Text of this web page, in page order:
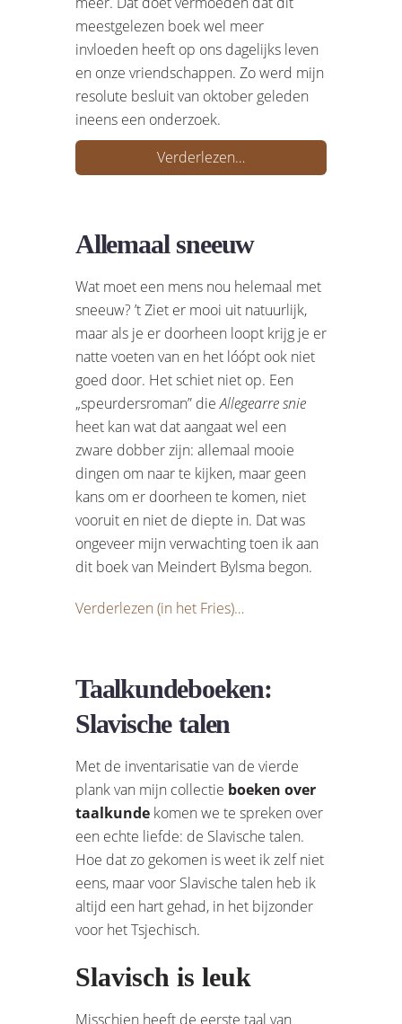
meestgelezen boek wel meer
invloeden heeft op ons dagelijks leven
en onze vriendschappen. Zo werd mijn
resolute besluit van oktober geleden
ineens een onderzoek.
Verderlezen…
Allemaal sneeuw
Wat moet een mens nou helemaal met
sneeuw? ’t Ziet er mooi uit natuurlijk,
maar als je er doorheen loopt krijg je er
natte voeten van en het lóópt ook niet
goed door. Het schiet niet op. Een
„speurdersroman” dieAllegearre snie
heet kan wat dat aangaat wel een
zware dobber zijn: allemaal mooie
dingen om naar te kijken, maar geen
kans om er doorheen te komen, niet
vooruit en niet de diepte in. Dat was
ongeveer mijn verwachting toen ik aan
dit boek van Meindert Bylsma begon.
Verderlezen (in het Fries)…
Taalkundeboeken:
Slavische talen
Met de inventarisatie van de vierde
plank van mijn collectie boeken over
taalkunde komen we te spreken over
een echte liefde: de Slavische talen.
Hoe dat zo gekomen is weet ik zelf niet
eens, maar voor Slavische talen heb ik
altijd een hart gehad, in het bijzonder
voor het Tsjechisch.
Slavisch is leuk
Misschien heeft de eerste taal van